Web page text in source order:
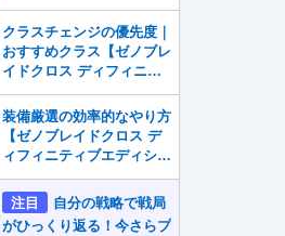
クラスチェンジの優先度｜
おすすめクラス【ゼノブレ
イドクロス ディフィニテ
ィブエディション】
装備厳選の効率的なやり方
【ゼノブレイドクロス デ
ィフィニティブエディショ
ン】
注目
自分の戦略で戦局
がひっくり返る！今さらプ